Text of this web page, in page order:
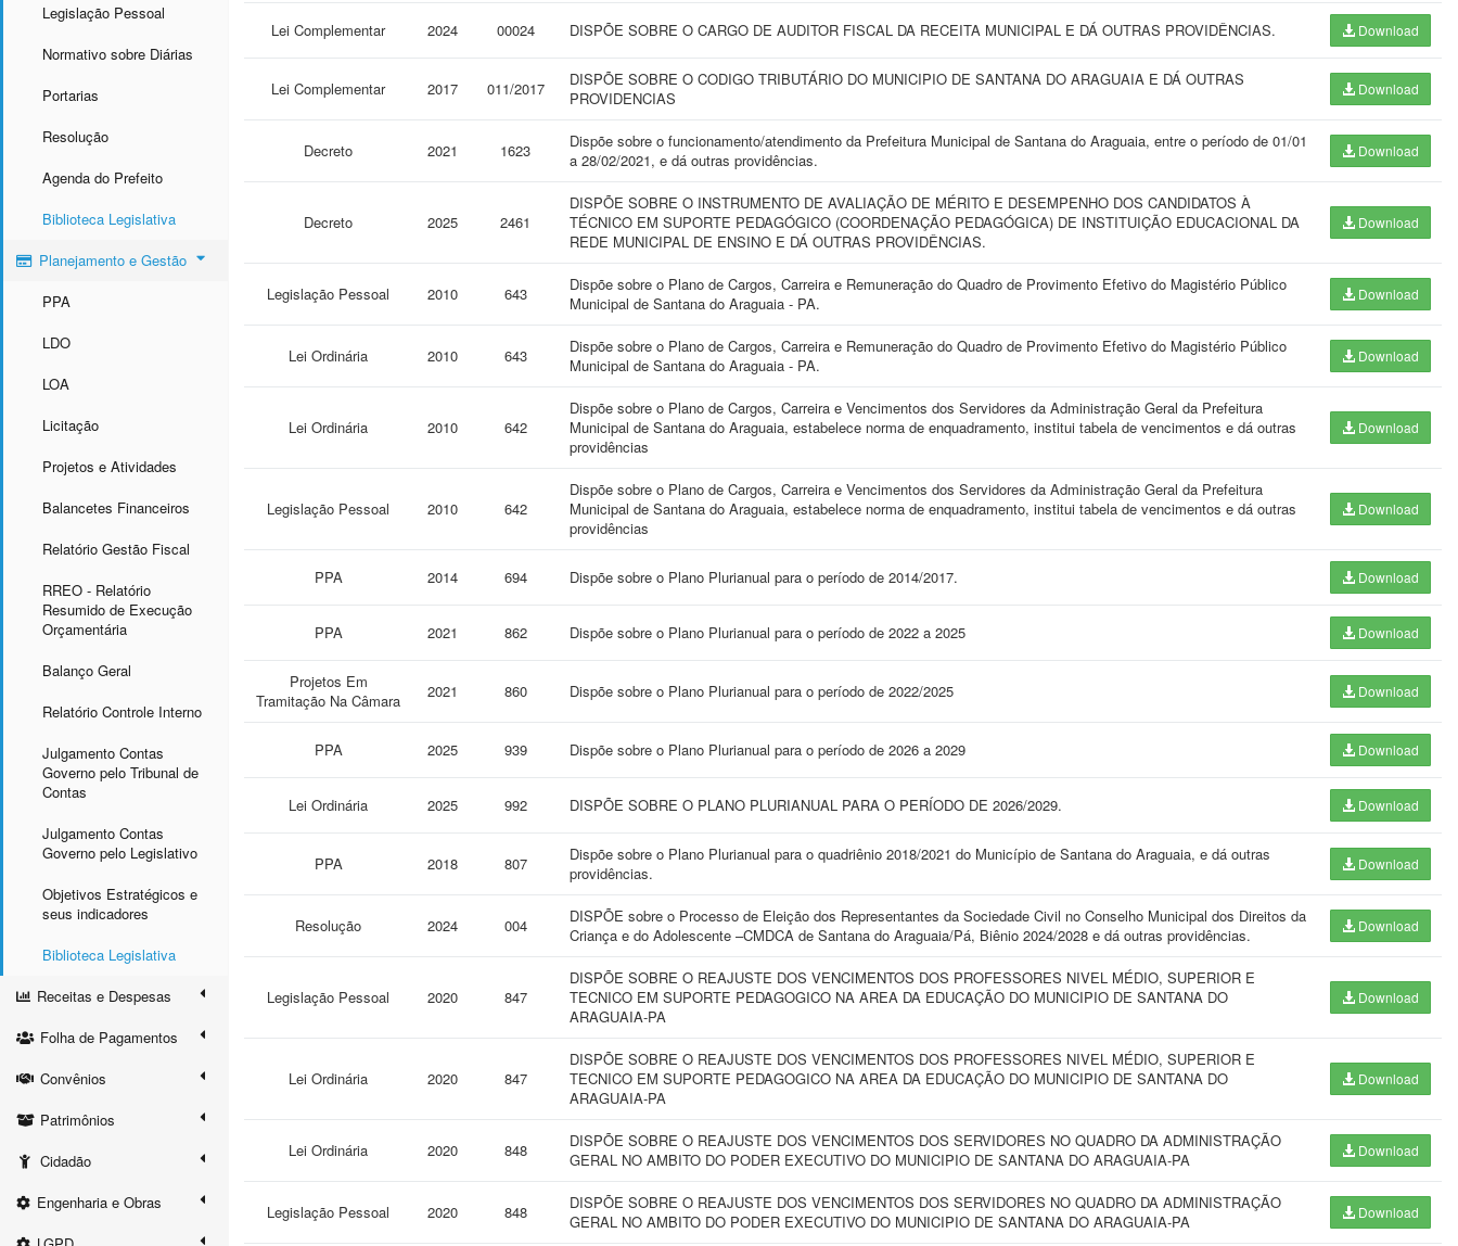
Legislação Pessoal
Normativo sobre Diárias
Portarias
Resolução
Agenda do Prefeito
Biblioteca Legislativa
Planejamento e Gestão
PPA
LDO
LOA
Licitação
Projetos e Atividades
Balancetes Financeiros
Relatório Gestão Fiscal
RREO - Relatório
Resumido de Execução
Orçamentária
Balanço Geral
Relatório Controle Interno
Julgamento Contas
Governo pelo Tribunal de
Contas
Julgamento Contas
Governo pelo Legislativo
Objetivos Estratégicos e
seus indicadores
Biblioteca Legislativa
Receitas e Despesas
Folha de Pagamentos
Convênios
Patrimônios
Cidadão
Engenharia e Obras
Lei Complementar 2024 00024 DISPÕE SOBRE O CARGO DE AUDITOR FISCAL DA RECEITA MUNICIPAL E DÁ OUTRAS PROVIDÊNCIAS. Download
Lei Complementar 2017 011/2017
DISPÕE SOBRE O CODIGO TRIBUTÁRIO DO MUNICIPIO DE SANTANA DO ARAGUAIA E DÁ OUTRAS
PROVIDENCIAS
Download
Decreto 2021 1623
Dispõe sobre o funcionamento/atendimento da Prefeitura Municipal de Santana do Araguaia, entre o período de 01/01
a 28/02/2021, e dá outras providências.
Download
Decreto 2025 2461
DISPÕE SOBRE O INSTRUMENTO DE AVALIAÇÃO DE MÉRITO E DESEMPENHO DOS CANDIDATOS À
TÉCNICO EM SUPORTE PEDAGÓGICO (COORDENAÇÃO PEDAGÓGICA) DE INSTITUIÇÃO EDUCACIONAL DA
REDE MUNICIPAL DE ENSINO E DÁ OUTRAS PROVIDÊNCIAS.
Download
Legislação Pessoal 2010 643
Dispõe sobre o Plano de Cargos, Carreira e Remuneração do Quadro de Provimento Efetivo do Magistério Público
Municipal de Santana do Araguaia - PA.
Download
Lei Ordinária 2010 643
Dispõe sobre o Plano de Cargos, Carreira e Remuneração do Quadro de Provimento Efetivo do Magistério Público
Municipal de Santana do Araguaia - PA.
Download
Lei Ordinária 2010 642
Dispõe sobre o Plano de Cargos, Carreira e Vencimentos dos Servidores da Administração Geral da Prefeitura
Municipal de Santana do Araguaia, estabelece norma de enquadramento, institui tabela de vencimentos e dá outras
providências
Download
Legislação Pessoal 2010 642
Dispõe sobre o Plano de Cargos, Carreira e Vencimentos dos Servidores da Administração Geral da Prefeitura
Municipal de Santana do Araguaia, estabelece norma de enquadramento, institui tabela de vencimentos e dá outras
providências
Download
PPA 2014 694 Dispõe sobre o Plano Plurianual para o período de 2014/2017. Download
PPA 2021 862 Dispõe sobre o Plano Plurianual para o período de 2022 a 2025 Download
Projetos Em
Tramitação Na Câmara
2021 860 Dispõe sobre o Plano Plurianual para o período de 2022/2025 Download
PPA 2025 939 Dispõe sobre o Plano Plurianual para o período de 2026 a 2029 Download
Lei Ordinária 2025 992 DISPÕE SOBRE O PLANO PLURIANUAL PARA O PERÍODO DE 2026/2029. Download
PPA 2018 807
Dispõe sobre o Plano Plurianual para o quadriênio 2018/2021 do Município de Santana do Araguaia, e dá outras
providências.
Download
Resolução 2024 004
DISPÕE sobre o Processo de Eleição dos Representantes da Sociedade Civil no Conselho Municipal dos Direitos da
Criança e do Adolescente –CMDCA de Santana do Araguaia/Pá, Biênio 2024/2028 e dá outras providências.
Download
Legislação Pessoal 2020 847
DISPÕE SOBRE O REAJUSTE DOS VENCIMENTOS DOS PROFESSORES NIVEL MÉDIO, SUPERIOR E
TECNICO EM SUPORTE PEDAGOGICO NA AREA DA EDUCAÇÃO DO MUNICIPIO DE SANTANA DO
ARAGUAIA-PA
Download
Lei Ordinária 2020 847
DISPÕE SOBRE O REAJUSTE DOS VENCIMENTOS DOS PROFESSORES NIVEL MÉDIO, SUPERIOR E
TECNICO EM SUPORTE PEDAGOGICO NA AREA DA EDUCAÇÃO DO MUNICIPIO DE SANTANA DO
ARAGUAIA-PA
Download
Lei Ordinária 2020 848
DISPÕE SOBRE O REAJUSTE DOS VENCIMENTOS DOS SERVIDORES NO QUADRO DA ADMINISTRAÇÃO
GERAL NO AMBITO DO PODER EXECUTIVO DO MUNICIPIO DE SANTANA DO ARAGUAIA-PA
Download
Legislação Pessoal 2020 848
DISPÕE SOBRE O REAJUSTE DOS VENCIMENTOS DOS SERVIDORES NO QUADRO DA ADMINISTRAÇÃO
GERAL NO AMBITO DO PODER EXECUTIVO DO MUNICIPIO DE SANTANA DO ARAGUAIA-PA
Download